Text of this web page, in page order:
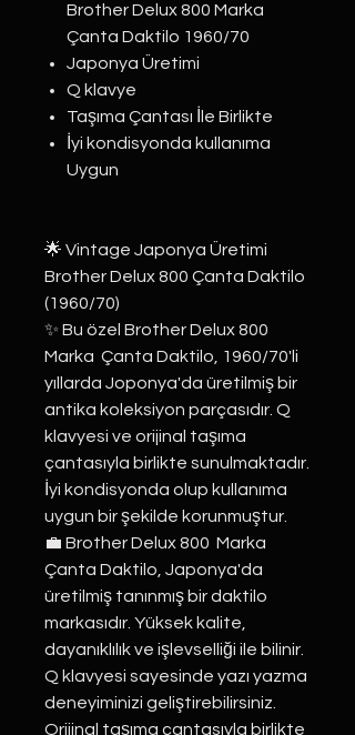
Brother Delux 800 Marka
Çanta Daktilo 1960/70
Japonya Üretimi
Q klavye
Taşıma Çantası İle Birlikte
İyi kondisyonda kullanıma
Uygun
🌟 Vintage Japonya Üretimi
Brother Delux 800 Çanta Daktilo
(1960/70)
✨ Bu özel Brother Delux 800
Marka Çanta Daktilo, 1960/70'li
yıllarda Joponya'da üretilmiş bir
antika koleksiyon parçasıdır. Q
klavyesi ve orijinal taşıma
çantasıyla birlikte sunulmaktadır.
İyi kondisyonda olup kullanıma
uygun bir şekilde korunmuştur.
💼 Brother Delux 800 Marka
Çanta Daktilo, Japonya'da
üretilmiş tanınmış bir daktilo
markasıdır. Yüksek kalite,
dayanıklılık ve işlevselliği ile bilinir.
Q klavyesi sayesinde yazı yazma
deneyiminizi geliştirebilirsiniz.
Orijinal taşıma çantasıyla birlikte